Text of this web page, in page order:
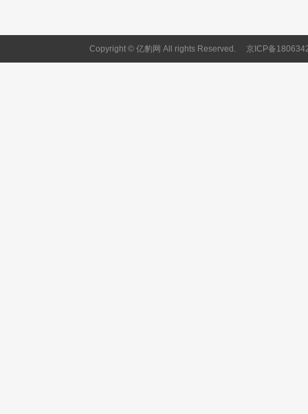
Copyright © 亿豹网 All rights Reserved. 京ICP备